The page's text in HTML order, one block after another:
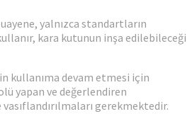
yalnızca standartların
kara kutunun inşa edilebileceği
kullanıma devam etmesi için
yapan ve değerlendiren
gerekmektedir.